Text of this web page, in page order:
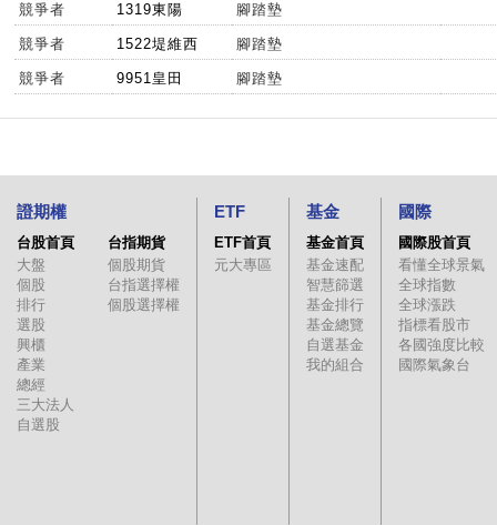
競爭者 1319東陽 腳踏墊
競爭者 1522堤維西 腳踏墊
競爭者 9951皇田 腳踏墊
證期權
台股首頁
大盤
個股
排行
選股
興櫃
產業
總經
三大法人
自選股
台指期貨
個股期貨
台指選擇權
個股選擇權
ETF
ETF首頁
元大專區
基金
基金首頁
基金速配
智慧篩選
基金排行
基金總覽
自選基金
我的組合
國際
國際股首頁
看懂全球景氣
全球指數
全球漲跌
指標看股市
各國強度比較
國際氣象台